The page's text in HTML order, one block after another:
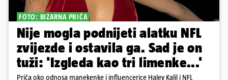
FOTO: BIZARNA PRIČA
Nije mogla podnijeti alatku NFL
zvijezde i ostavila ga. Sad je on
tuži: 'Izgleda kao tri limenke...'
Priča oko odnosa manekenke i influencerice Haley Kalil i NFL